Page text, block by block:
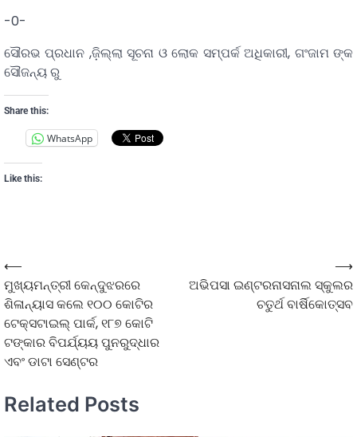
-0-
ସୌରଭ ପ୍ରଧାନ ,ଜ଼ିଲ୍ଲା ସୂଚନା ଓ ଲୋକ ସମ୍ପର୍କ ଅଧିକାରୀ, ଗଂଜାମ ଙ୍କ
ସୌଜନ୍ୟ ରୁ
Share this:
WhatsApp
Like this:
⟵
ମୁଖ୍ୟମନ୍ତ୍ରୀ କେନ୍ଦୁଝରରେ
ଶିଳାନ୍ୟାସ କଲେ ୧୦୦ କୋଟିର
ଟେକ୍ସଟାଇଲ୍ ପାର୍କ, ୧୮୭ କୋଟି
ଟଙ୍କାର ବିପର୍ଯ୍ୟୟ ପୁନରୁଦ୍ଧାର
ଏବଂ ଡାଟା ସେଣ୍ଟର
ଅଭିପସା ଇଣ୍ଟରନାସନାଲ ସ୍କୁଲର
ଚତୁର୍ଥ ବାର୍ଷିକୋତ୍ସବ
⟶
Related Posts